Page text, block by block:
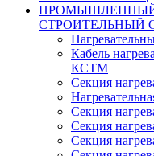
ПРОМЫШЛЕННЫЙ
СТРОИТЕЛЬНЫЙ
Кабель
КСТМ
Секция
Секция
Секция
Секция